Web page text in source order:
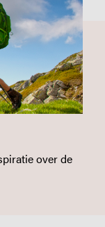
over de